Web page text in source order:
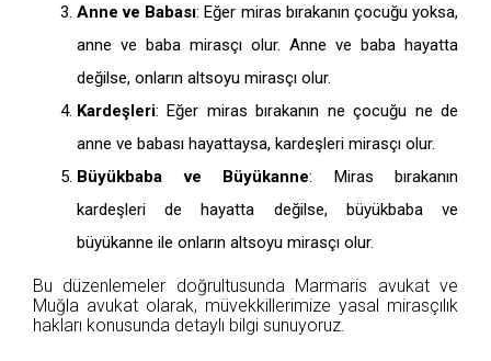
Anne ve Babası: Eğer miras bırakanın çocuğu yoksa,
anne ve baba mirasçı olur. Anne ve baba hayatta
değilse, onların altsoyu mirasçı olur.
Kardeşleri: Eğer miras bırakanın ne çocuğu ne de
anne ve babası hayattaysa, kardeşleri mirasçı olur.
Büyükbaba ve Büyükanne: Miras bırakanın
kardeşleri de hayatta değilse, büyükbaba ve
büyükanne ile onların altsoyu mirasçı olur.
Bu düzenlemeler doğrultusunda Marmaris avukat ve
Muğla avukat olarak, müvekkillerimize yasal mirasçılık
hakları konusunda detaylı bilgi sunuyoruz.